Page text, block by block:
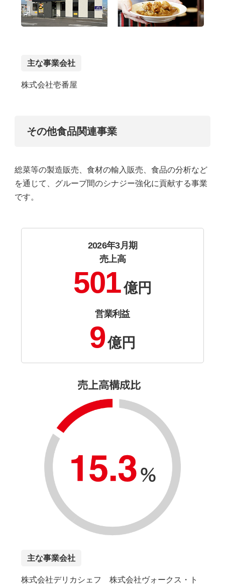
主な事業会社
株式会社壱番屋
その他食品関連事業
総菜等の製造販売、食材の輸入販売、食品の分析など
を通じて、グループ間のシナジー強化に貢献する事業
です。
2026年3月期
売上高
501億円
営業利益
9億円
主な事業会社
株式会社デリカシェフ 株式会社ヴォークス・ト